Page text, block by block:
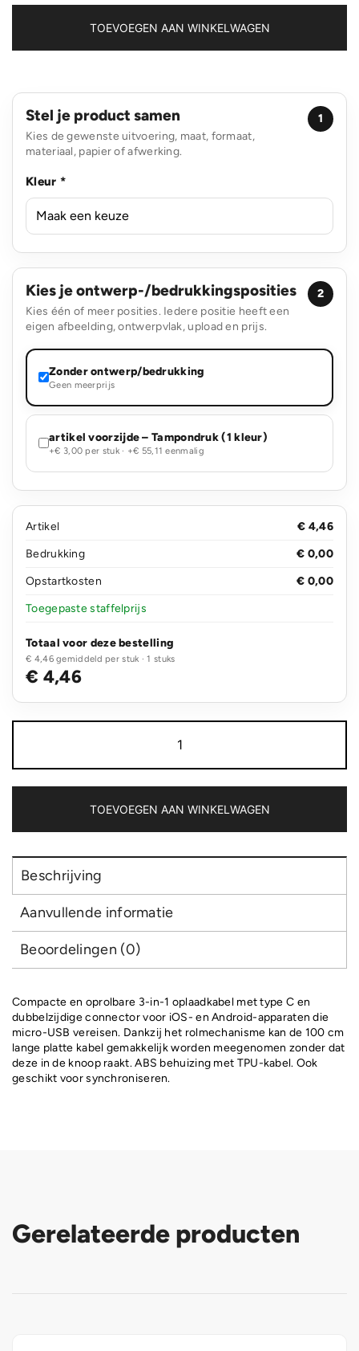
met
oprolmechanisme
TOEVOEGEN AAN WINKELWAGEN
Stel je product samen
Kies de gewenste uitvoering, maat, formaat,
materiaal, papier of afwerking.
1
Kleur *
Kies je ontwerp-/bedrukkingsposities
Kies één of meer posities. Iedere positie heeft een
eigen afbeelding, ontwerpvlak, upload en prijs.
2
Zonder ontwerp/bedrukking
Geen meerprijs
artikel voorzijde – Tampondruk (1 kleur)
+€ 3,00 per stuk · +€ 55,11 eenmalig
Artikel
€ 4,46
Bedrukking
€ 0,00
Opstartkosten
€ 0,00
Toegepaste staffelprijs
Totaal voor deze bestelling
€ 4,46 gemiddeld per stuk · 1 stuks
€ 4,46
in-
met
oprolmechanisme
TOEVOEGEN AAN WINKELWAGEN
Beschrijving
Aanvullende informatie
Beoordelingen (0)
Compacte en oprolbare 3-in-1 oplaadkabel met type C en
dubbelzijdige connector voor iOS- en Android-apparaten die
micro-USB vereisen. Dankzij het rolmechanisme kan de 100 cm
lange platte kabel gemakkelijk worden meegenomen zonder dat
deze in de knoop raakt. ABS behuizing met TPU-kabel. Ook
geschikt voor synchroniseren.
Gerelateerde producten